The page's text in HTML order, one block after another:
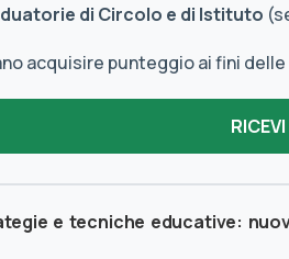
di Circolo e di Istituto
acquisire punteggio ai fini
e tecniche educative: